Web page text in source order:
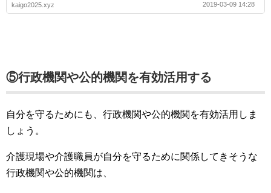
kaigo2025.xyz 2019-03-09 14:28
⑤行政機関や公的機関を有効活用する
自分を守るためにも、行政機関や公的機関を有効活用しま
しょう。
介護現場や介護職員が自分を守るために関係してきそうな
行政機関や公的機関は、